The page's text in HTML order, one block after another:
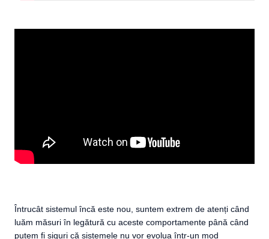
Întrucât sistemul încă este nou, suntem extrem de atenți când
luăm măsuri în legătură cu aceste comportamente până când
putem fi siguri că sistemele nu vor evolua într-un mod